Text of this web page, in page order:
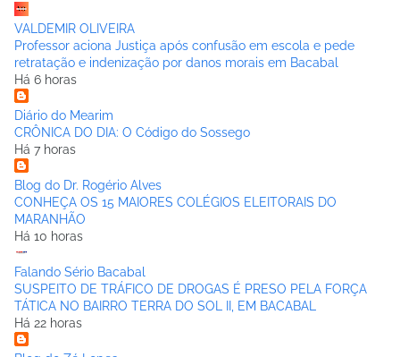
VALDEMIR OLIVEIRA
Professor aciona Justiça após confusão em escola e pede
retratação e indenização por danos morais em Bacabal
Há 6 horas
Diário do Mearim
CRÔNICA DO DIA: O Código do Sossego
Há 7 horas
Blog do Dr. Rogério Alves
CONHEÇA OS 15 MAIORES COLÉGIOS ELEITORAIS DO
MARANHÃO
Há 10 horas
Falando Sério Bacabal
SUSPEITO DE TRÁFICO DE DROGAS É PRESO PELA FORÇA
TÁTICA NO BAIRRO TERRA DO SOL II, EM BACABAL
Há 22 horas